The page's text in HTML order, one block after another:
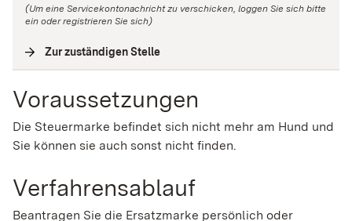
(Um eine Servicekontonachricht zu verschicken, loggen Sie sich bitte
ein oder registrieren Sie sich)
Zur zuständigen Stelle
Voraussetzungen
Die Steuermarke befindet sich nicht mehr am Hund und
Sie können sie auch sonst nicht finden.
Verfahrensablauf
Beantragen Sie die Ersatzmarke persönlich oder